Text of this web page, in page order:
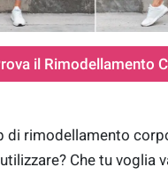
il Rimodellamento
di rimodellamento
Che tu voglia